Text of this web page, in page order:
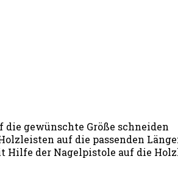
die gewünschte Größe schneiden
auf die passenden
Hilfe der Nagelpistole auf die